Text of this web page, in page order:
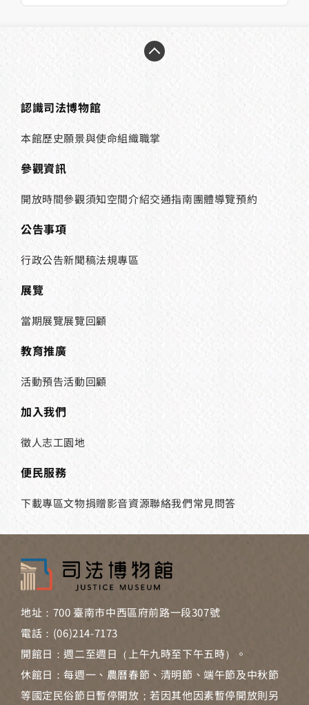
認識司法博物館
本館歷史願景與使命組織職掌
參觀資訊
開放時間參觀須知空間介紹交通指南團體導覽預約
公告事項
行政公告新聞稿法規專區
展覽
當期展覽展覽回顧
教育推廣
活動預告活動回顧
加入我們
徵人志工園地
便民服務
下載專區文物捐贈影音資源聯絡我們常見問答
地址：700 臺南市中西區府前路一段307號
電話：(06)214-7173
開館日：週二至週日（上午九時至下午五時）。
休館日：每週一、農曆春節、清明節、端午節及中秋節
等國定民俗節日暫停開放；若因其他因素暫停開放則另